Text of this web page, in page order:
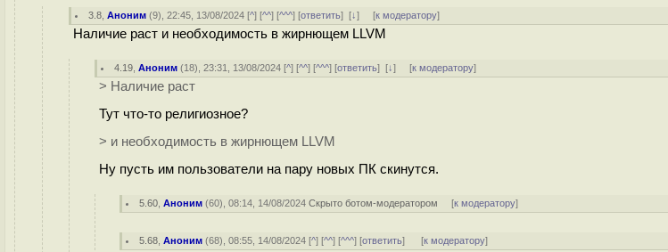
3.8 ,Аноним (9), 22:45, 13/08/2024 [^] [^^] [^^^] [ответить][↓] [к модератору]
Наличие раст и необходимость в жирнющем LLVM
4.19 ,Аноним (18), 23:31, 13/08/2024 [^] [^^] [^^^] [ответить][↓] [к модератору]
> Наличие раст
Тут что-то религиозное?
> и необходимость в жирнющем LLVM
Ну пусть им пользователи на пару новых ПК скинутся.
5.60 ,Аноним (60), 08:14, 14/08/2024Скрыто ботом-модератором [к модератору]
5.68 ,Аноним (68), 08:55, 14/08/2024 [^] [^^] [^^^] [ответить] [к модератору]